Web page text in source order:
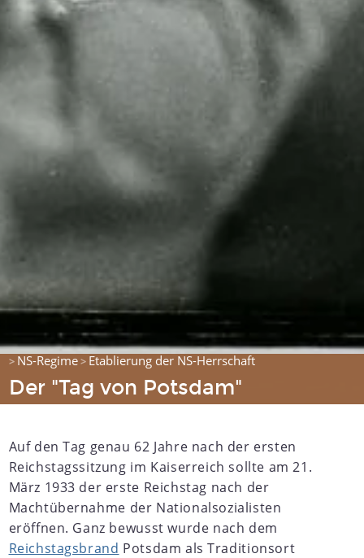
> NS-Regime> Etablierung der NS-Herrschaft
Der "Tag von Potsdam"
Auf den Tag genau 62 Jahre nach der ersten
Reichstagssitzung im Kaiserreich sollte am 21.
März 1933 der erste Reichstag nach der
Machtübernahme der Nationalsozialisten
eröffnen. Ganz bewusst wurde nach dem
Reichstagsbrand Potsdam als Traditionsort